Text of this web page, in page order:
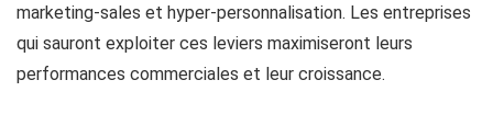
marketing-sales et hyper-personnalisation. Les entreprises
qui sauront exploiter ces leviers maximiseront leurs
performances commerciales et leur croissance.